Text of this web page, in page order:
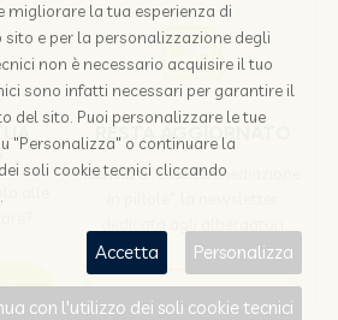
alle
RESTA AGGIORNATO
Iscriviti a "Disintermediazione
Iscriviti
migliorare la tua esperienza di
e per la personalizzazione degli
non è necessario acquisire il tuo
sono infatti necessari per garantire il
del sito. Puoi personalizzare le tue
"Personalizza" o continuare la
soli cookie tecnici cliccando
Accetta Personalizza
con l'utilizzo dei soli cookie tecnici